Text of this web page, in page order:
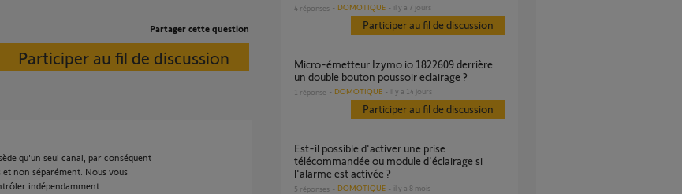
Partager cette question
Participer au fil de discussion
qu'un seul canal, par conséquent
non séparément. Nous vous
indépendamment.
4 réponses DOMOTIQUE il y a 7 jours
Participer au fil de discussion
Micro-émetteur Izymo io 1822609 derrière
un double bouton poussoir eclairage ?
1 réponse DOMOTIQUE il y a 14 jours
Participer au fil de discussion
Est-il possible d'activer une prise
télécommandée ou module d'éclairage si
l'alarme est activée ?
5 réponses DOMOTIQUE il y a 8 mois